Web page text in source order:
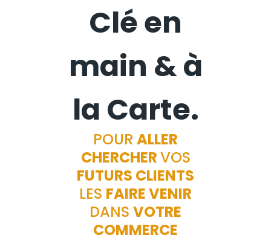
Clé en
main & à
la Carte.
POUR ALLER
CHERCHERVOS
FUTURS CLIENTS
LES FAIRE VENIR
DANS VOTRE
COMMERCE